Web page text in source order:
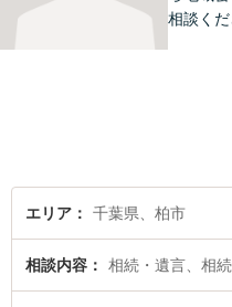
相談くだ
エリア 千葉県、柏市
相談内容 相続・遺言、相